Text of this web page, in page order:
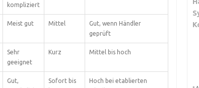
kompliziert
Meist gut Mittel
Gut, wenn Händler
geprüft
Sehr
geeignet
Kurz Mittel bis hoch
Gut,
Sofort bis
Hoch bei etablierten